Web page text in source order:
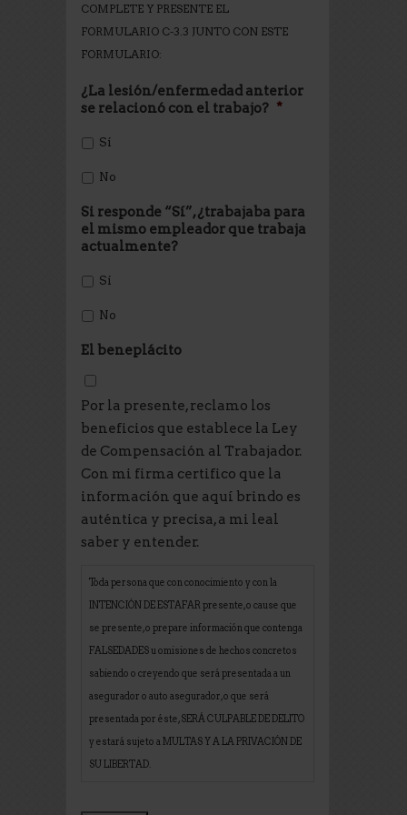
COMPLETE Y PRESENTE EL
FORMULARIO C-3.3 JUNTO CON ESTE
FORMULARIO:
¿La lesión/enfermedad anterior
se relacionó con el trabajo? *
Sí
No
Si responde “Sí”, ¿trabajaba para
el mismo empleador que trabaja
actualmente?
Sí
No
El beneplácito
Por la presente, reclamo los
beneficios que establece la Ley
de Compensación al Trabajador.
Con mi firma certifico que la
información que aquí brindo es
auténtica y precisa, a mi leal
saber y entender.
Toda persona que con conocimiento y con la
INTENCIÓN DE ESTAFAR presente, o cause que
se presente, o prepare información que contenga
FALSEDADES u omisiones de hechos concretos
sabiendo o creyendo que será presentada a un
asegurador o auto asegurador, o que será
presentada por éste, SERÁ CULPABLE DE DELITO
y estará sujeto a MULTAS Y A LA PRIVACIÓN DE
SU LIBERTAD.